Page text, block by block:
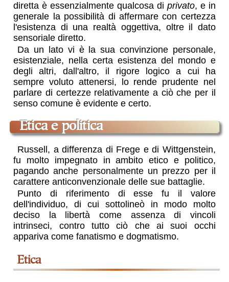
diretta è essenzialmente qualcosa di privato, e in
generale la possibilità di affermare con certezza
l'esistenza di una realtà oggettiva, oltre il dato
sensoriale diretto.
Da un lato vi è la sua convinzione personale,
esistenziale, nella certa esistenza del mondo e
degli altri, dall'altro, il rigore logico a cui ha
sempre voluto attenersi, lo rende prudente nel
parlare di certezze relativamente a ciò che per il
senso comune è evidente e certo.
etica e politica
Russell, a differenza di Frege e di Wittgenstein,
fu molto impegnato in ambito etico e politico,
pagando anche personalmente un prezzo per il
carattere anticonvenzionale delle sue battaglie.
Punto di riferimento di esse fu il valore
dell'individuo, di cui sottolineò in modo molto
deciso la libertà come assenza di vincoli
intrinseci, contro tutto ciò che ai suoi occhi
appariva come fanatismo e dogmatismo.
etica